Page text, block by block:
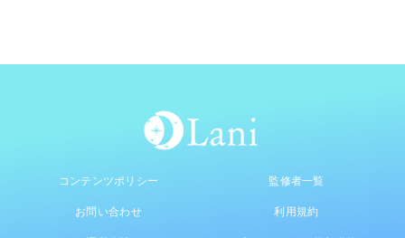
コンテンツポリシー 監修者一覧
お問い合わせ 利用規約